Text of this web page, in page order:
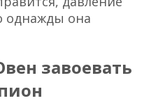
однажды она
завоевать